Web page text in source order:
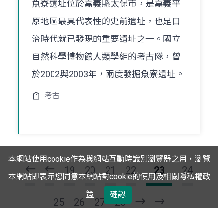
魚寮遺址位於嘉義縣太保市，是嘉義平
原地區最具代表性的史前遺址，也是日
治時代就已發現的重要遺址之一。國立
自然科學博物館人類學組的考古隊，曾
於2002與2003年，兩度發掘魚寮遺址。
考古
第
上
19 20 21 22 23 24
25 26 27 28
本網站使用cookie作為與網站互動時識別瀏覽器之用，瀏覽
本網站即表示您同意本網站對cookie的使用及相關隱私權政
策
確認